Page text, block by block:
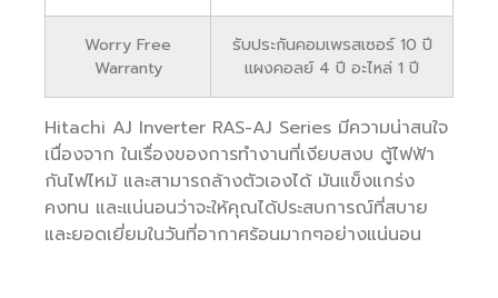
Worry Free
Warranty
รับประกันคอมเพรสเซอร์ 10 ปี
แผงคอลย์ 4 ปี อะไหล่ 1 ปี
Hitachi AJ Inverter RAS-AJ Series มีความน่าสนใจ
เนื่องจาก ในเรื่องของการทำงานที่เงียบสงบ ตู้ไฟฟ้า
กันไฟไหม้ และสามารถล้างตัวเองได้ มันแข็งแกร่ง
คงทน และแน่นอนว่าจะให้คุณได้ประสบการณ์ที่สบาย
และยอดเยี่ยมในวันที่อากาศร้อนมากๆอย่างแน่นอน